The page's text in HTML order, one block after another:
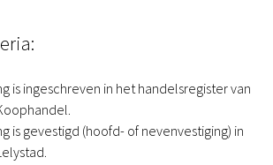
is ingeschreven in het handelsregister van
is gevestigd (hoofd- of nevenvestiging) in